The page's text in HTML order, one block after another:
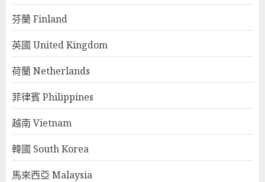
芬蘭 Finland
英國 United Kingdom
荷蘭 Netherlands
菲律賓 Philippines
越南 Vietnam
韓國 South Korea
馬來西亞 Malaysia